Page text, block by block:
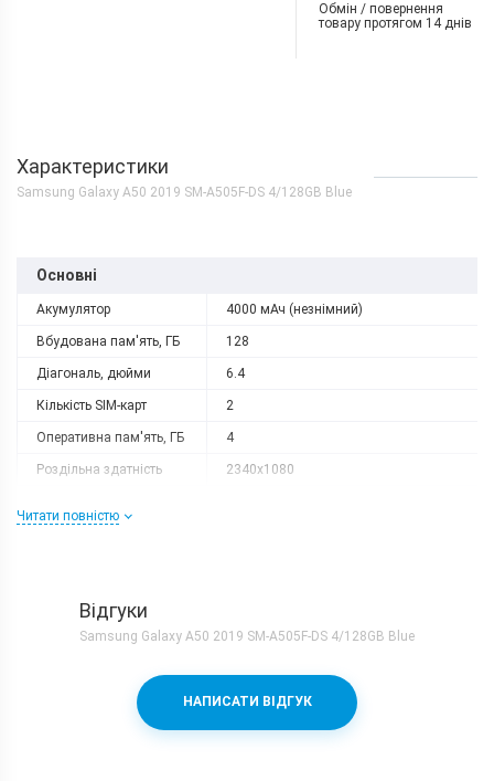
Обмін / повернення
товару протягом 14 днів
Характеристики
Samsung Galaxy A50 2019 SM-A505F-DS 4/128GB Blue
Основні
Акумулятор 4000 мАч (незнімний)
Вбудована пам'ять, ГБ 128
Діагональ, дюйми 6.4
Кількість SIM-карт 2
Оперативна пам'ять, ГБ 4
Роздільна здатність 2340x1080
Кількість ядер
Процесор
Samsung Exynos 9610 + Mali-
Читати повністю
Відгуки
Samsung Galaxy A50 2019 SM-A505F-DS 4/128GB Blue
НАПИСАТИ ВІДГУК